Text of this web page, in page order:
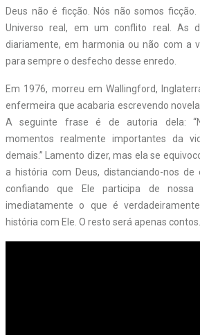
Deus não é ficção. Nós não somos
Universo real, em um conflito real. As
diariamente, em harmonia ou não com a
para sempre o desfecho desse enredo.
Em 1976, morreu em Wallingford,
enfermeira que acabaria escrevendo
A seguinte frase é de autoria dela:
momentos realmente importantes da
demais.” Lamento dizer, mas ela se
a história com Deus, distanciando-nos de
confiando que Ele participa de nossa
imediatamente o que é
história com Ele. O resto será apenas contos.